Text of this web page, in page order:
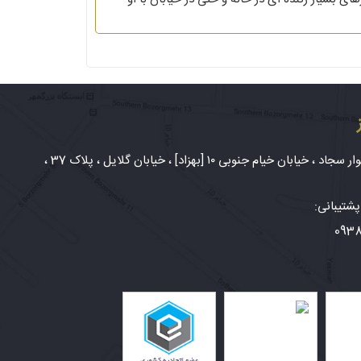
شهر مشهد، بلوار سجاد ، خیابان خیام جنوبی ۱۰ [بهزاد] ، خیابان گلایل ، پلاک 37 ،